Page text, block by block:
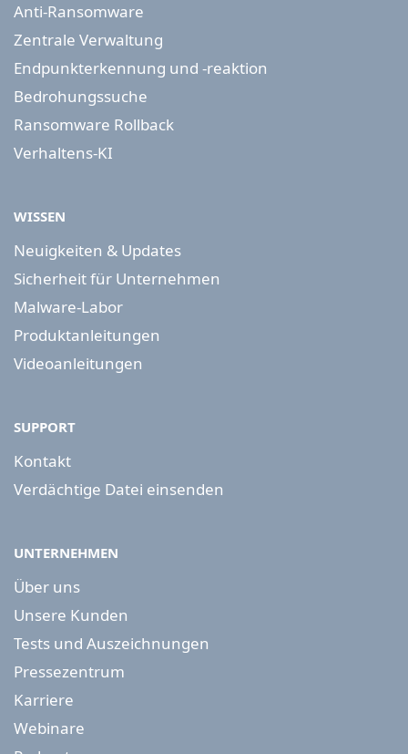
Anti-Ransomware
Zentrale Verwaltung
Endpunkterkennung und -reaktion
Bedrohungssuche
Ransomware Rollback
Verhaltens-KI
WISSEN
Neuigkeiten & Updates
Sicherheit für Unternehmen
Malware-Labor
Produktanleitungen
Videoanleitungen
SUPPORT
Kontakt
Verdächtige Datei einsenden
UNTERNEHMEN
Über uns
Unsere Kunden
Tests und Auszeichnungen
Pressezentrum
Karriere
Webinare